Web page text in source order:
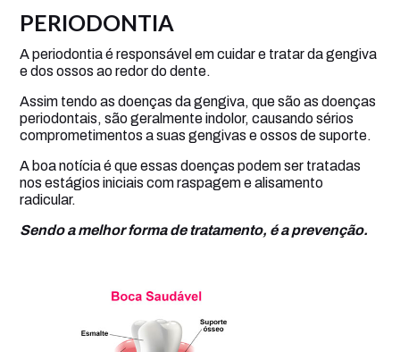
PERIODONTIA
A periodontia é responsável em cuidar e tratar da gengiva
e dos ossos ao redor do dente.
Assim tendo as doenças da gengiva, que são as doenças
periodontais, são geralmente indolor, causando sérios
comprometimentos a suas gengivas e ossos de suporte.
A boa notícia é que essas doenças podem ser tratadas
nos estágios iniciais com raspagem e alisamento
radicular.
Sendo a melhor forma de tratamento, é a prevenção.